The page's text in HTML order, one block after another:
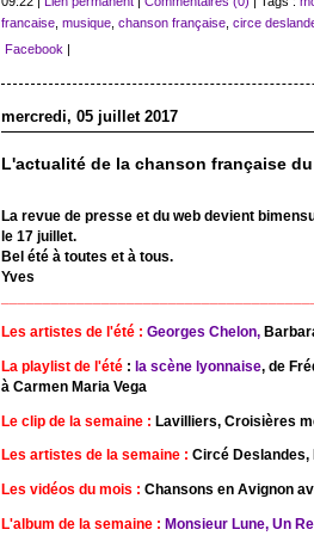
francaise, musique, chanson française, circe
Facebook |
mercredi, 05 juillet 2017
L'actualité de la chanson française
La revue de presse et du web devient
le 17 juillet.
Bel été à toutes et à tous.
Yves
Les artistes de l'été : Georges Chelon,
La playlist de l'été: la scène lyonnaise, de
à Carmen Maria Vega
Le clip de la semaine : Lavilliers, Croisières
Les artistes de la semaine : Circé Deslandes,
Les vidéos du mois : Chansons en Avignon
L'album de la semaine : Monsieur Lune, Un